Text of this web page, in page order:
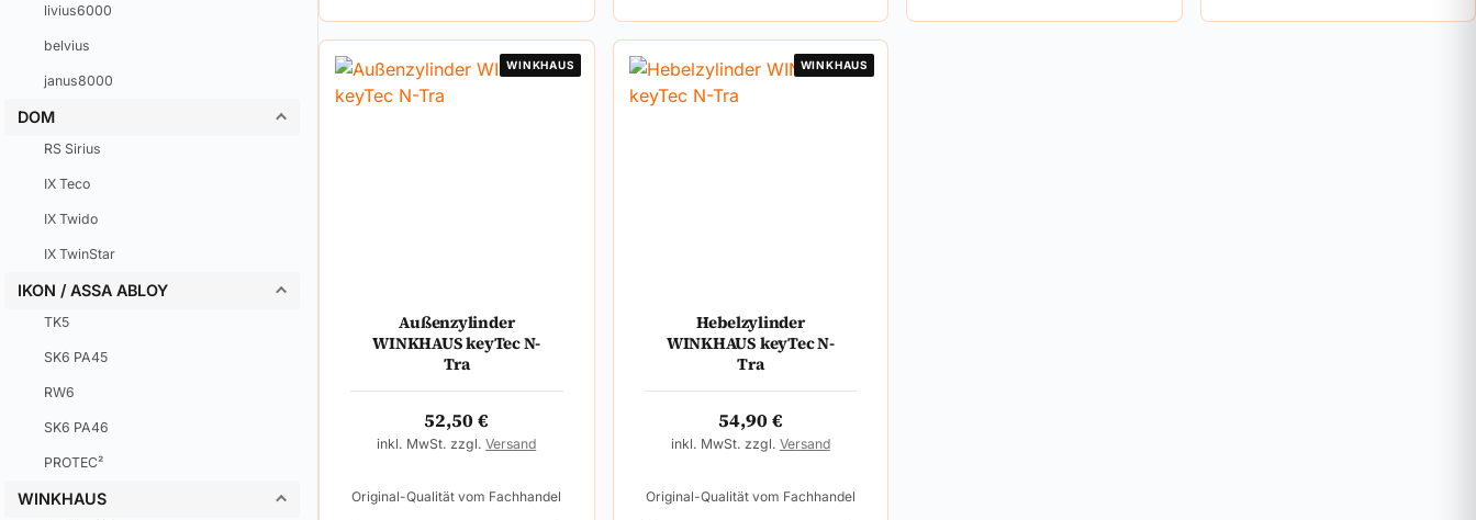
livius6000
belvius
janus8000
DOM
RS Sirius
IX Teco
IX Twido
IX TwinStar
IKON / ASSA ABLOY
TK5
SK6 PA45
RW6
SK6 PA46
PROTEC²
WINKHAUS
WINKHAUS
Außenzylinder
WINKHAUS keyTec N-
Tra
52,50€
inkl. MwSt. zzgl.Versand
Original-Qualität vom Fachhandel
WINKHAUS
Hebelzylinder
WINKHAUS keyTec N-
Tra
54,90€
inkl. MwSt. zzgl. Versand
Original-Qualität vom Fachhandel